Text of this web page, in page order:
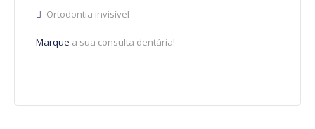
Ortodontia invisível
Marque a sua consulta dentária!